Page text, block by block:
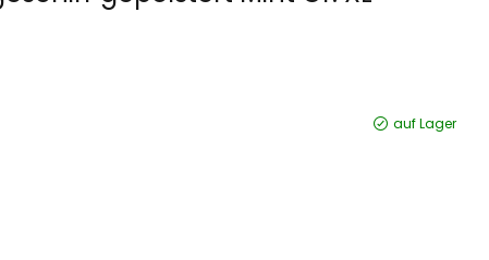
auf Lager